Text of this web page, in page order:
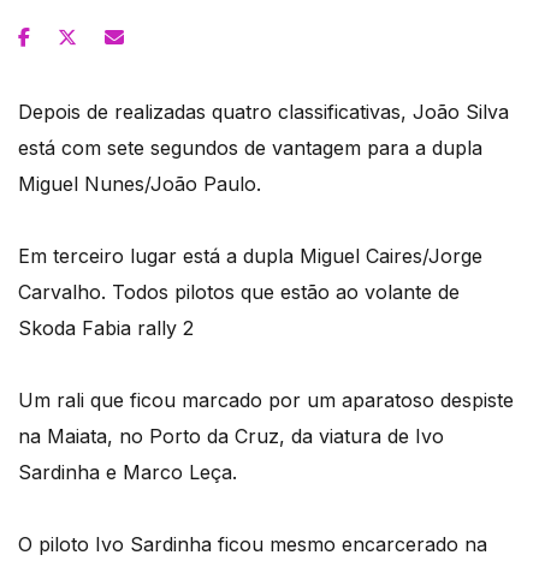
Depois de realizadas quatro classificativas, João Silva
está com sete segundos de vantagem para a dupla
Miguel Nunes/João Paulo.
Em terceiro lugar está a dupla Miguel Caires/Jorge
Carvalho. Todos pilotos que estão ao volante de
Skoda Fabia rally 2
Um rali que ficou marcado por um aparatoso despiste
na Maiata, no Porto da Cruz, da viatura de Ivo
Sardinha e Marco Leça.
O piloto Ivo Sardinha ficou mesmo encarcerado na